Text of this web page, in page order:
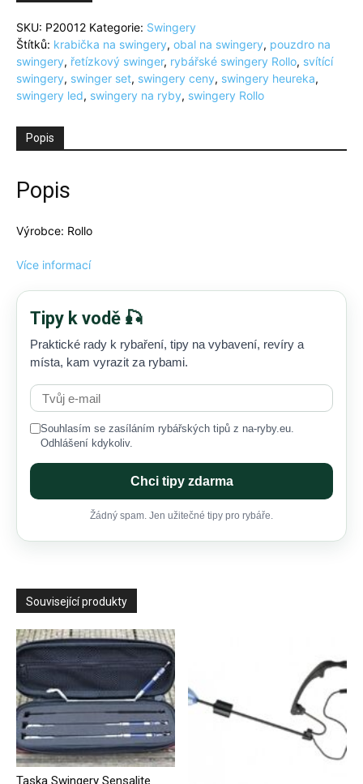
SKU: P20012 Kategorie: Swingery
Štítků: krabička na swingery, obal na swingery, pouzdro na
swingery, řetízkový swinger, rybářské swingery Rollo, svítící
swingery, swinger set, swingery ceny, swingery heureka,
swingery led, swingery na ryby, swingery Rollo
Popis
Popis
Výrobce: Rollo
Více informací
Tipy k vodě 🎣
Praktické rady k rybaření, tipy na vybavení, revíry a
místa, kam vyrazit za rybami.
Souhlasím se zasíláním rybářských tipů z na-ryby.eu.
Odhlášení kdykoliv.
Chci tipy zdarma
Žádný spam. Jen užitečné tipy pro rybáře.
Související produkty
Taska Swingery Sensalite